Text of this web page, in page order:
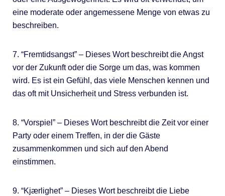
eine moderate oder angemessene Menge von etwas zu
beschreiben.
7. “Fremtidsangst” – Dieses Wort beschreibt die Angst
vor der Zukunft oder die Sorge um das, was kommen
wird. Es ist ein Gefühl, das viele Menschen kennen und
das oft mit Unsicherheit und Stress verbunden ist.
8. “Vorspiel” – Dieses Wort beschreibt die Zeit vor einer
Party oder einem Treffen, in der die Gäste
zusammenkommen und sich auf den Abend
einstimmen.
9. “Kjærlighet” – Dieses Wort beschreibt die Liebe